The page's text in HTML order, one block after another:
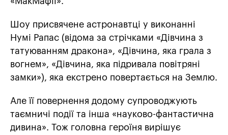
Шоу присвячене астронавтці у виконанні
Нумі Рапас (відома за стрічками «Дівчина з
татуюванням дракона», «Дівчина, яка грала з
вогнем», «Дівчина, яка підривала повітряні
замки»), яка екстрено повертається на Землю.
Але її повернення додому супроводжують
таємничі події та інша «науково-фантастична
дивина». Тож головна героїня вирішує